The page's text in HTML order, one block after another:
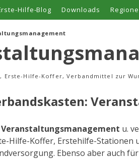
Hilfe-Blog Downloads
Erste-Hilfe-Koffer, Verbandmittel zur
Veranstaltungsmanagement u.
Hilfe-Koffer, Erstehilfe-Stationen
Ebenso aber auch